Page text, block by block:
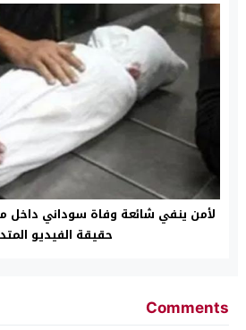
لأمن ينفي شائعة وفاة سوداني داخل
حقيقة الفيديو
Comments